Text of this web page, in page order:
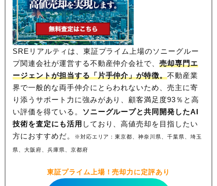
SREリアルティは、東証プライム上場のソニーグルー
プ関連会社が運営する不動産仲介会社で、売却専門エ
ージェントが担当する「片手仲介」が特徴。不動産業
界で一般的な両手仲介にとらわれないため、売主に寄
り添うサポート力に強みがあり、顧客満足度93％と高
い評価を得ている。 ソニーグループと共同開発したAI
技術を査定にも活用 しており、高値売却を目指したい
方におすすめだ。
※対応エリア：東京都、神奈川県、千葉県、埼玉
県、大阪府、兵庫県、京都府
東証プライム上場！売却力に定評あり